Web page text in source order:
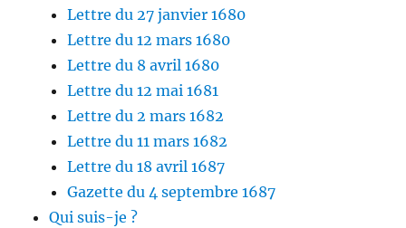
Lettre du 27 janvier 1680
Lettre du 12 mars 1680
Lettre du 8 avril 1680
Lettre du 12 mai 1681
Lettre du 2 mars 1682
Lettre du 11 mars 1682
Lettre du 18 avril 1687
Gazette du 4 septembre 1687
Qui suis-je ?